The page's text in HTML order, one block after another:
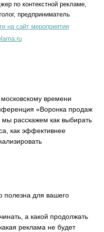
по контекстной рекламе,
предприниматель
на сайт мероприятия
времени
«Воронка продаж
расскажем как выбирать
как эффективнее
полезна для вашего
а какой продолжать
реклама не будет